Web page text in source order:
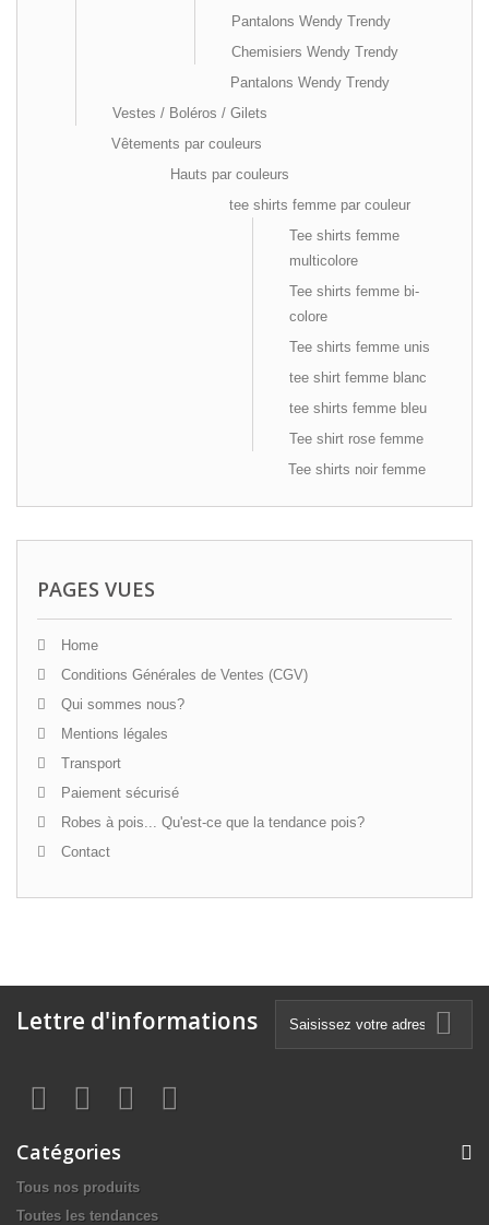
Pantalons Wendy Trendy
Chemisiers Wendy Trendy
Pantalons Wendy Trendy
Vestes / Boléros / Gilets
Vêtements par couleurs
Hauts par couleurs
tee shirts femme par couleur
Tee shirts femme
multicolore
Tee shirts femme bi-
colore
Tee shirts femme unis
tee shirt femme blanc
tee shirts femme bleu
Tee shirt rose femme
Tee shirts noir femme
PAGES VUES
Home
Conditions Générales de Ventes (CGV)
Qui sommes nous?
Mentions légales
Transport
Paiement sécurisé
Robes à pois... Qu'est-ce que la tendance pois?
Contact
Lettre d'informations
Catégories
Tous nos produits
Toutes les tendances